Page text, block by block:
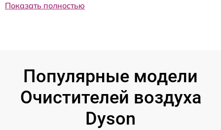
Показать полностью
Популярные модели
Очистителей воздуха
Dyson